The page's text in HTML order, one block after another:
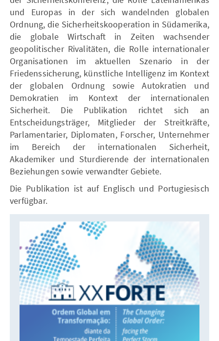
und Europas in der sich wandelnden globalen
Ordnung, die Sicherheitskooperation in Südamerika,
die globale Wirtschaft in Zeiten wachsender
geopolitischer Rivalitäten, die Rolle internationaler
Organisationen im aktuellen Szenario in der
Friedenssicherung, künstliche Intelligenz im Kontext
der globalen Ordnung sowie Autokratien und
Demokratien im Kontext der internationalen
Sicherheit. Die Publikation richtet sich an
Entscheidungsträger, Mitglieder der Streitkräfte,
Parlamentarier, Diplomaten, Forscher, Unternehmer
im Bereich der internationalen Sicherheit,
Akademiker und Sturdierende der internationalen
Beziehungen sowie verwandter Gebiete.
Die Publikation ist auf Englisch und Portugiesisch
verfügbar.